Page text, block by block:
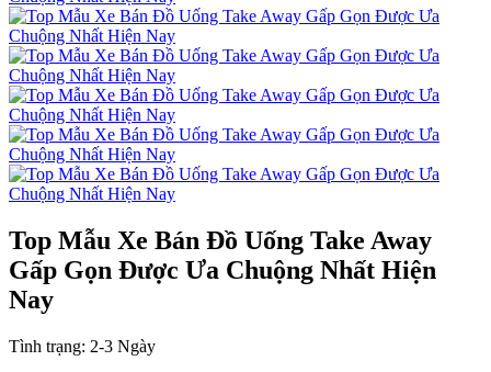
Top Mẫu Xe Bán Đồ Uống Take Away
Gấp Gọn Được Ưa Chuộng Nhất Hiện
Nay
Tình trạng: 2-3 Ngày